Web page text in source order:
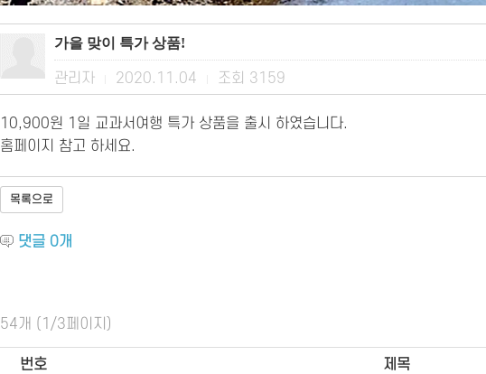
가을 맞이 특가 상품!
관리자 2020.11.04 조회 3159
10,900원 1일 교과서여행 특가 상품을 출시 하였습니다.
홈페이지 참고 하세요.
목록으로
댓글 0개
54개 (1/3페이지)
번호 제목